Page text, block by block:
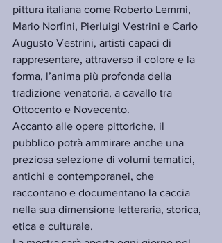
pittura italiana come Roberto Lemmi,
Mario Norfini, Pierluigi Vestrini e Carlo
Augusto Vestrini, artisti capaci di
rappresentare, attraverso il colore e la
forma, l’anima più profonda della
tradizione venatoria, a cavallo tra
Ottocento e Novecento.
Accanto alle opere pittoriche, il
pubblico potrà ammirare anche una
preziosa selezione di volumi tematici,
antichi e contemporanei, che
raccontano e documentano la caccia
nella sua dimensione letteraria, storica,
etica e culturale.